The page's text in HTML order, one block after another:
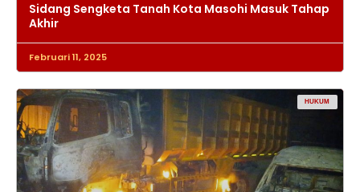
Sidang Sengketa Tanah Kota Masohi Masuk Tahap
Akhir
Februari 11, 2025
HUKUM